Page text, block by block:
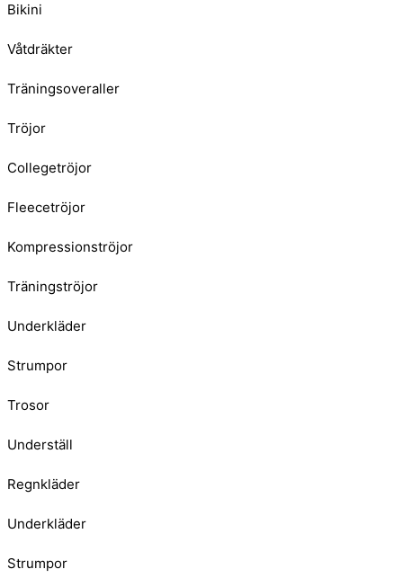
Bikini
Våtdräkter
Träningsoveraller
Tröjor
Collegetröjor
Fleecetröjor
Kompressionströjor
Träningströjor
Underkläder
Strumpor
Trosor
Underställ
Regnkläder
Underkläder
Strumpor